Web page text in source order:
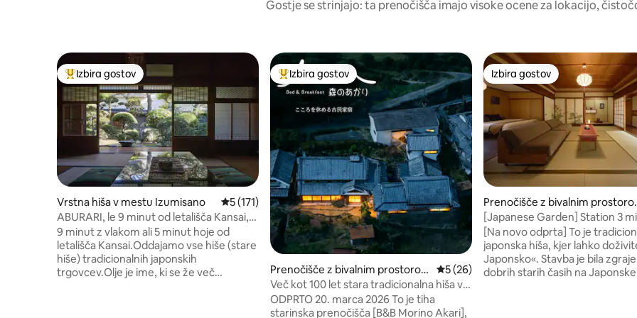
Gostje se strinjajo: ta prenočišča imajo visoke ocene za lokacijo,
Najbolj priljubljena prenočišča z značko »Izbira gostov«
Izbira gostov
Vrstna hiša v mestu Izumisano Povprečna ocena: 5 od 5, št. mnenj: 171
5 (171)
ABURARI, le 9 minut od letališča Kansai,
priljubljena stara japonska hiša z mahom
poraščenim japonskim vrtom (enaka
cena za do 3 osebe)
9 minut z vlakom ali 5 minut hoje od
letališča Kansai.Oddajamo vse hiše (stare
hiše) tradicionalnih japonskih
trgovcev.Olje je ime, ki se že več
Najbolj priljubljena prenočišča z značko »Izbira gostov«
Izbira gostov
Prenočišče z bivalnim prostorom
v mestu Oyodo
Povprečna ocena: 5 od 5, št. mnenj: 26
5 (26)
Več kot 100 let stara tradicionalna hiša v
Yoshinu / Z zajtrkom in večerjo /
Omejeno na eno skupino na dan / Mirno
ODPRTO 20. marca 2026 To je tiha
starinska prenočišča [B&B Morino Akari],
Izbira gostov
Izbira gostov
Prenočišče z bivalnim
v mestu Izumiotsu
[Japanese Garden] Station 3
Retro house with tatami 100 ⓘ |
people | 6 beds | Free parking |
minutes
[Na novo odprta] To je
japonska hiša, kjer lahko
Japonsko«. Stavba je bila zgrajena v
dobrih starih časih na